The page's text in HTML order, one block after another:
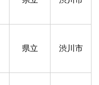
県立 渋川市